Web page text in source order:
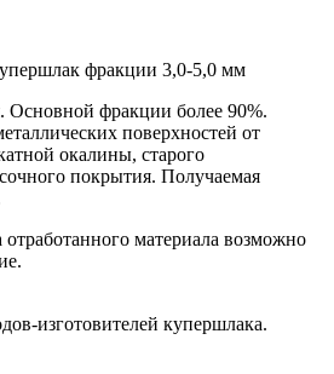
фракции 3,0-5,0 мм
Основной фракции более 90%.
поверхностей от
окалины, старого
покрытия. Получаемая
материала возможно
изготовителей купершлака.